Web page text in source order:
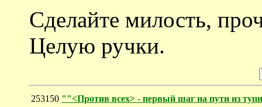
Сделайте милость,
Целую ручки.
253150 ""<Против всех> - первый шаг на пути из